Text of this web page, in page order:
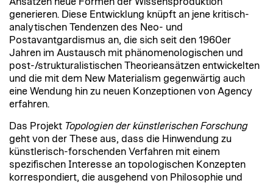
generieren. Diese Entwicklung knüpft an jene kritisch-
analytischen Tendenzen des Neo- und
Postavantgardismus an, die sich seit den 1960er
Jahren im Austausch mit phänomenologischen und
post-/strukturalistischen Theorieansätzen entwickelten
und die mit dem New Materialism gegenwärtig auch
eine Wendung hin zu neuen Konzeptionen von Agency
erfahren.
Das Projekt Topologien der künstlerischen Forschung
geht von der These aus, dass die Hinwendung zu
künstlerisch-forschenden Verfahren mit einem
spezifischen Interesse an topologischen Konzepten
korrespondiert, die ausgehend von Philosophie und